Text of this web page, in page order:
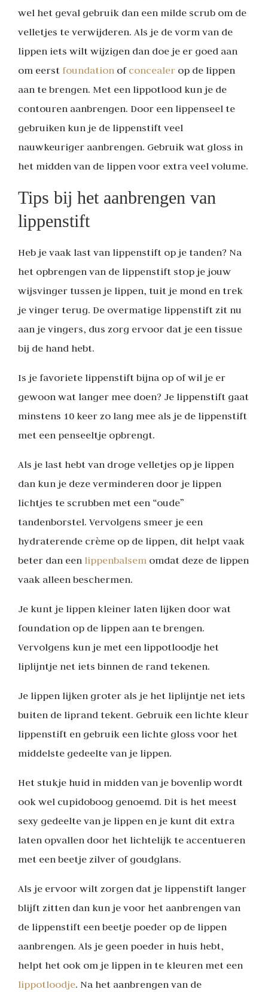
wel het geval gebruik dan een milde scrub om de
velletjes te verwijderen. Als je de vorm van de
lippen iets wilt wijzigen dan doe je er goed aan
om eerst foundation of concealer op de lippen
aan te brengen. Met een lippotlood kun je de
contouren aanbrengen. Door een lippenseel te
gebruiken kun je de lippenstift veel
nauwkeuriger aanbrengen. Gebruik wat gloss in
het midden van de lippen voor extra veel volume.
Tips bij het aanbrengen van
lippenstift
Heb je vaak last van lippenstift op je tanden? Na
het opbrengen van de lippenstift stop je jouw
wijsvinger tussen je lippen, tuit je mond en trek
je vinger terug. De overmatige lippenstift zit nu
aan je vingers, dus zorg ervoor dat je een tissue
bij de hand hebt.
Is je favoriete lippenstift bijna op of wil je er
gewoon wat langer mee doen? Je lippenstift gaat
minstens 10 keer zo lang mee als je de lippenstift
met een penseeltje opbrengt.
Als je last hebt van droge velletjes op je lippen
dan kun je deze verminderen door je lippen
lichtjes te scrubben met een “oude”
tandenborstel. Vervolgens smeer je een
hydraterende crème op de lippen, dit helpt vaak
beter dan een lippenbalsem omdat deze de lippen
vaak alleen beschermen.
Je kunt je lippen kleiner laten lijken door wat
foundation op de lippen aan te brengen.
Vervolgens kun je met een lippotloodje het
liplijntje net iets binnen de rand tekenen.
Je lippen lijken groter als je het liplijntje net iets
buiten de liprand tekent. Gebruik een lichte kleur
lippenstift en gebruik een lichte gloss voor het
middelste gedeelte van je lippen.
Het stukje huid in midden van je bovenlip wordt
ook wel cupidoboog genoemd. Dit is het meest
sexy gedeelte van je lippen en je kunt dit extra
laten opvallen door het lichtelijk te accentueren
met een beetje zilver of goudglans.
Als je ervoor wilt zorgen dat je lippenstift langer
blijft zitten dan kun je voor het aanbrengen van
de lippenstift een beetje poeder op de lippen
aanbrengen. Als je geen poeder in huis hebt,
helpt het ook om je lippen in te kleuren met een
lippotloodje. Na het aanbrengen van de